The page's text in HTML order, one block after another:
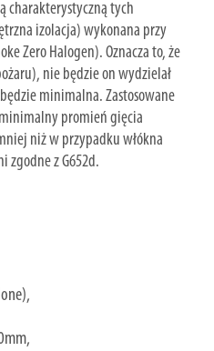
charakterystyczną tych
izolacja) wykonana przy
Zero Halogen). Oznacza to, że
nie będzie on wydzielał
minimalna. Zastosowane
promień gięcia
niż w przypadku włókna
zgodne z G652d.